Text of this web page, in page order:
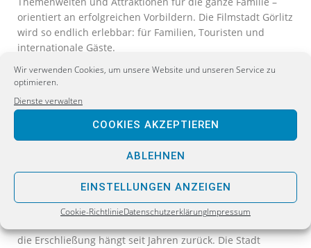
Wir verwenden Cookies, um unsere Website und unseren Service zu
optimieren.
Dienste verwalten
COOKIES AKZEPTIEREN
ABLEHNEN
EINSTELLUNGEN ANZEIGEN
Cookie-RichtlinieDatenschutzerklärungImpressum
orientiert an erfolgreichen Vorbildern. Die Filmstadt Görlitz
wird so endlich erlebbar: für Familien, Touristen und
internationale Gäste.
erhöht die Wertschöpfung in Hotellerie und Gastronomie.
nicht nur im Park selbst, sondern in der gesamten Region.
Der Görlitzer Filmerlebnispark könnte zum neuen
Wahrzeichen und kulturellen Alleinstellungsmerkmal
werden. So wird aus dem Filmlabel ein echter
Standortvorteil, der den Ganzjahrestourismus stärkt.
Berzdorfer See weiterentwickeln: Freizeit-Oase für Görlitz
Der Berzdorfer See ist eines der größten Potenziale der
die Erschließung hängt seit Jahren zurück. Die Stadt